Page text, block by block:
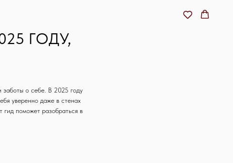
ГОДУ,
заботы о себе. В 2025 году
уверенно даже в стенах
поможет разобраться в